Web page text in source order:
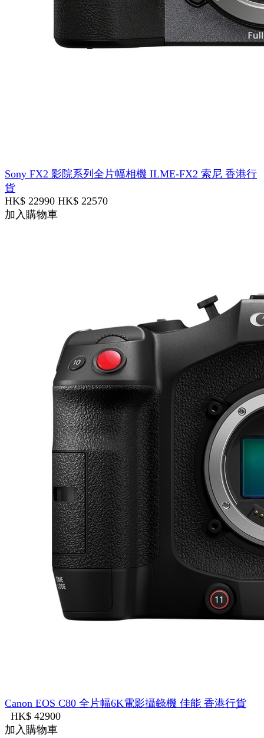
Sony FX2 影院系列全片幅相機 ILME-FX2 索尼 香港行
貨
HK$ 22990 HK$ 22570
加入購物車
Canon EOS C80 全片幅6K電影攝錄機 佳能 香港行貨
HK$ 42900
加入購物車